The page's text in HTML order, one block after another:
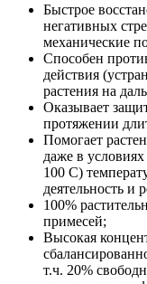
Быстрое
негативных
механические
Способен
действия
растения на
Оказывает
протяжении
Помогает
даже в
100 С)
деятельность и
100%
примесей;
Высокая
т.ч. 20%